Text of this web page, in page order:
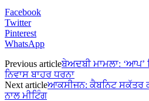
Facebook
Twitter
Pinterest
WhatsApp
Previous articleਬੇਅਦਬੀ ਮਾਮਲਾ: ‘ਆਪ’
ਨਿਵਾਸ ਬਾਹਰ ਧਰਨਾ
Next articleਆਕਸੀਜਨ: ਕੈਬਨਿਟ ਸਕੱਤਰ
ਨਾਲ ਮੀਟਿੰਗ